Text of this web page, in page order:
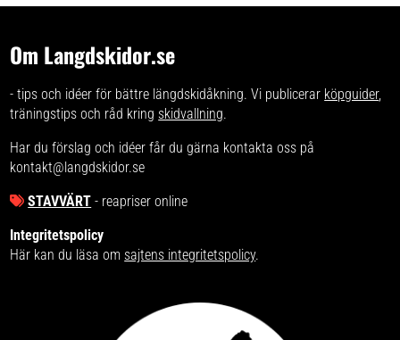
Om Langdskidor.se
- tips och idéer för bättre längdskidåkning. Vi publicerar köpguider,
träningstips och råd kring skidvallning.
Har du förslag och idéer får du gärna kontakta oss på
kontakt@langdskidor.se
STAVVÄRT - reapriser online
Integritetspolicy
Här kan du läsa om sajtens integritetspolicy.